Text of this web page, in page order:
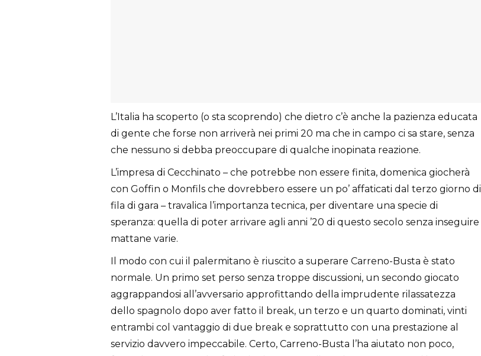
L’Italia ha scoperto (o sta scoprendo) che dietro c’è anche la pazienza educata
di gente che forse non arriverà nei primi 20 ma che in campo ci sa stare, senza
che nessuno si debba preoccupare di qualche inopinata reazione.
L’impresa di Cecchinato – che potrebbe non essere finita, domenica giocherà
con Goffin o Monfils che dovrebbero essere un po’ affaticati dal terzo giorno di
fila di gara – travalica l’importanza tecnica, per diventare una specie di
speranza: quella di poter arrivare agli anni ’20 di questo secolo senza inseguire
mattane varie.
Il modo con cui il palermitano è riuscito a superare Carreno-Busta è stato
normale. Un primo set perso senza troppe discussioni, un secondo giocato
aggrappandosi all’avversario approfittando della imprudente rilassatezza
dello spagnolo dopo aver fatto il break, un terzo e un quarto dominati, vinti
entrambi col vantaggio di due break e soprattutto con una prestazione al
servizio davvero impeccabile. Certo, Carreno-Busta l’ha aiutato non poco,